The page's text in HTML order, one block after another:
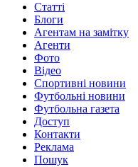
Статті
Блоги
Агентам на замітку
Агенти
Фото
Відео
Спортивні новини
Футбольні новини
Футбольна газета
Доступ
Контакти
Реклама
Пошук